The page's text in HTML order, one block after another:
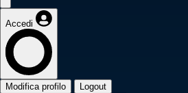
Accedi
Modifica profilo Logout